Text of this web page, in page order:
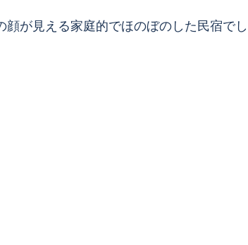
が見える家庭的でほのぼのした民宿でし